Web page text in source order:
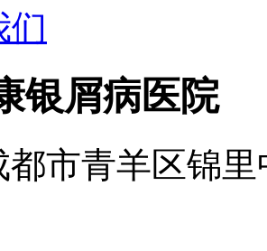
们
银屑病医院
市青羊区锦